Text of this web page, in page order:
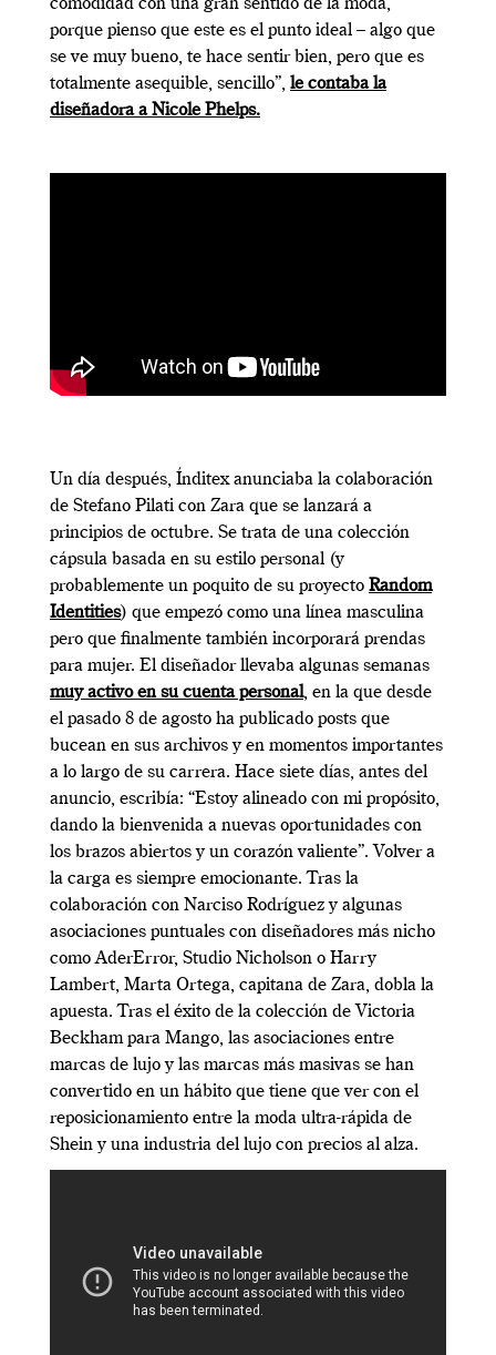
comodidad con una gran sentido de la moda,
porque pienso que este es el punto ideal – algo que
se ve muy bueno, te hace sentir bien, pero que es
totalmente asequible, sencillo”, le contaba la
diseñadora a Nicole Phelps.
Un día después, Índitex anunciaba la colaboración
de Stefano Pilati con Zara que se lanzará a
principios de octubre. Se trata de una colección
cápsula basada en su estilo personal (y
probablemente un poquito de su proyecto Random
Identities) que empezó como una línea masculina
pero que finalmente también incorporará prendas
para mujer. El diseñador llevaba algunas semanas
muy activo en su cuenta personal, en la que desde
el pasado 8 de agosto ha publicado posts que
bucean en sus archivos y en momentos importantes
a lo largo de su carrera. Hace siete días, antes del
anuncio, escribía: “Estoy alineado con mi propósito,
dando la bienvenida a nuevas oportunidades con
los brazos abiertos y un corazón valiente”. Volver a
la carga es siempre emocionante. Tras la
colaboración con Narciso Rodríguez y algunas
asociaciones puntuales con diseñadores más nicho
como AderError, Studio Nicholson o Harry
Lambert, Marta Ortega, capitana de Zara, dobla la
apuesta. Tras el éxito de la colección de Victoria
Beckham para Mango, las asociaciones entre
marcas de lujo y las marcas más masivas se han
convertido en un hábito que tiene que ver con el
reposicionamiento entre la moda ultra-rápida de
Shein y una industria del lujo con precios al alza.